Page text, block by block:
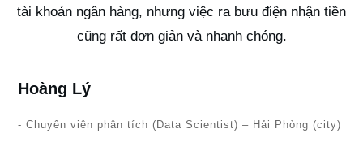
tài khoản ngân hàng, nhưng việc ra bưu điện nhận tiền
cũng rất đơn giản và nhanh chóng.
Hoàng Lý
- Chuyên viên phân tích (Data Scientist) – Hải Phòng (city)